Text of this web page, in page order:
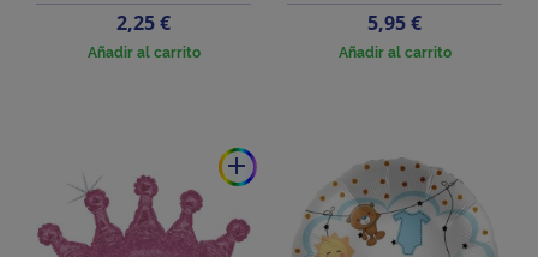
Precio
2,25 €
Añadir al carrito
Precio
5,95 €
Añadir al carrito
add